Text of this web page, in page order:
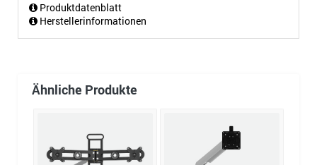
Produktdatenblatt
Herstellerinformationen
Ähnliche Produkte